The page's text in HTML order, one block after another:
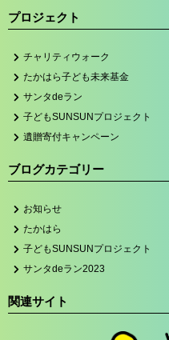
プロジェクト
チャリティウォーク
たかはら子ども未来基金
サンタdeラン
子どもSUNSUNプロジェクト
遺贈寄付キャンペーン
ブログカテゴリー
お知らせ
たかはら
子どもSUNSUNプロジェクト
サンタdeラン2023
関連サイト